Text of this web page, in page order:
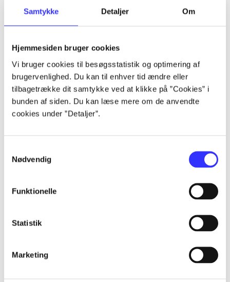
Samtykke Detaljer Om
Hjemmesiden bruger cookies
Vi bruger cookies til besøgsstatistik og optimering af
brugervenlighed. Du kan til enhver tid ændre eller
tilbagetrække dit samtykke ved at klikke på ”Cookies” i
bunden af siden. Du kan læse mere om de anvendte
cookies under ”Detaljer”.
Nødvendig
Funktionelle
Statistik
Marketing
Artikler
...
...
...
...